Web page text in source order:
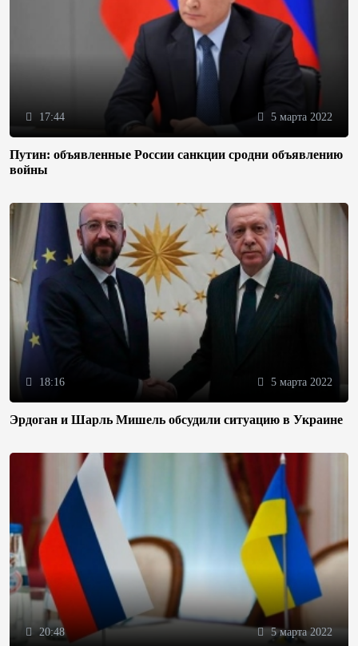
17:44 5 марта 2022
Путин: объявленные России санкции сродни объявлению
войны
18:16 5 марта 2022
Эрдоган и Шарль Мишель обсудили ситуацию в Украине
20:48 5 марта 2022